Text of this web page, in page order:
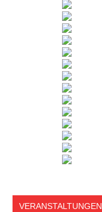
VERANSTALTUNGEN